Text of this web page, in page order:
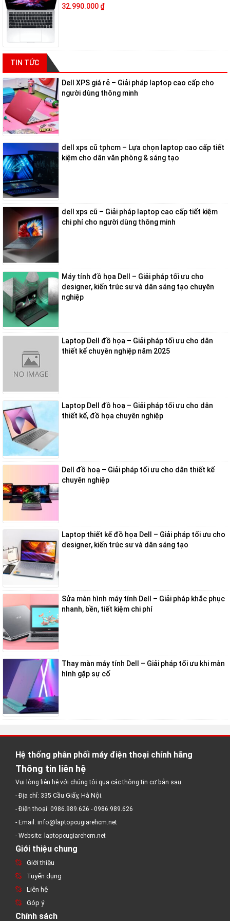
hiện phong cách gaming mạnh mẽ.
Asus VivoBook S15 S533EQ
Đặc điểm nổi bật:
Phong cách trẻ trung:
VivoBook S15 mang đến sự tươi mới cho người dùng trẻ.
Cấu hình tốt:
Intel Core i7-1165G7, RAM 8GB, ổ SSD 512GB, cùng
card đồ họa rời NVIDIA GeForce MX350, phù hợp cho cả công việc và
giải trí.
Giá thành hợp lý:Cung cấp hiệu năng tốt trong tầm giá, là lựa chọn
phù hợp cho sinh viên và nhân viên văn phòng.
Asus ZenBook Duo UX482EA
Đặc điểm nổi bật:
Màn hình kép độc đáo:
Hiệu suất cao:Sử dụng Intel Core i7-1165G7, kết hợp với RAM 16GB
và SSD 1TB, đảm bảo xử lý mượt mà các tác vụ nặng.
Thiết kế sang trọng:
thiết kế mỏng nhẹ dễ di chuyển.
Asus TUF Gaming A15
Đặc điểm nổi bật:
Độ bền chuẩn quân đội:
Được thiết kế để chống chịu va đập, rung
lắc, nhiệt độ cao, độ ẩm, và các điều kiện khắc nghiệt khác.
Hiệu năng ổn định:
Trang bị CPU Intel Core i7-12700H, card đồ họa
NVIDIA GeForce RTX 3050, phù hợp cho cả gaming và công việc.
thành tốt nhất, với hiệu năng mạnh mẽ và độ bền cao.
KẾT LUẬN
Trong bối cảnh hiện đại, máy tính Asus i7 đã khẳng định vị thế của
mình như một lựa chọn hàng đầu cho nhiều đối tượng người dùng
32.990.000₫
TIN TỨC
Dell XPS giá rẻ – Giải pháp laptop cao cấp cho
người dùng thông minh
dell xps cũ tphcm – Lựa chọn laptop cao cấp tiết
kiệm cho dân văn phòng & sáng tạo
dell xps cũ – Giải pháp laptop cao cấp tiết kiệm
chi phí cho người dùng thông minh
Máy tính đồ họa Dell – Giải pháp tối ưu cho
designer, kiến trúc sư và dân sáng tạo chuyên
nghiệp
Laptop Dell đồ họa – Giải pháp tối ưu cho dân
thiết kế chuyên nghiệp năm 2025
Laptop Dell đồ hoạ – Giải pháp tối ưu cho dân
thiết kế, đồ họa chuyên nghiệp
Dell đồ hoạ – Giải pháp tối ưu cho dân thiết kế
chuyên nghiệp
Laptop thiết kế đồ họa Dell – Giải pháp tối ưu cho
designer, kiến trúc sư và dân sáng tạo
Sửa màn hình máy tính Dell – Giải pháp khắc phục
nhanh, bền, tiết kiệm chi phí
Thay màn máy tính Dell – Giải pháp tối ưu khi màn
hình gặp sự cố
Hệ thống phân phối máy điện thoại chính hãng
Thông tin liên hệ
Vui lòng liên hệ với chúng tôi qua các thông tin cơ bản sau:
- Địa chỉ: 335 Cầu Giấy, Hà Nội.
- Điện thoại: 0986.989.626 - 0986.989.626
- Email: info@laptopcugiarehcm.net
- Website: laptopcugiarehcm.net
Giới thiệu chung
Giới thiệu
Tuyển dụng
Liên hệ
Góp ý
Chính sách